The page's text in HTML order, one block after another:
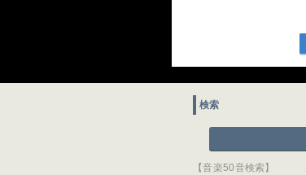
検索
【音楽50音検索】